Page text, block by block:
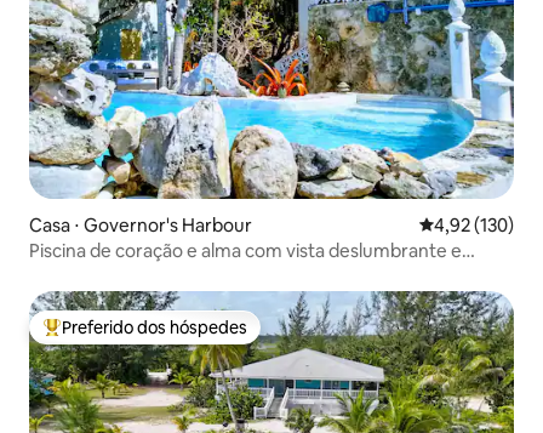
Casa ⋅ Governor's Harbour 4,92 de uma
4,92 (130)
Piscina de coração e alma com vista deslumbrante e
Entre os melhores preferidos dos hóspedes
Preferido dos hóspedes